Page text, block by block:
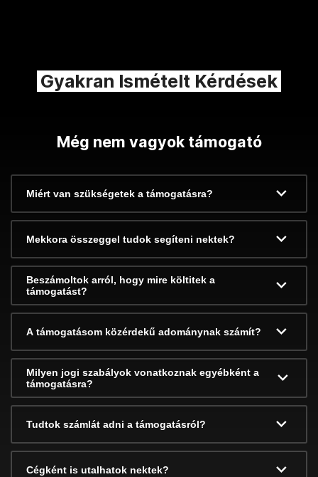
Gyakran Ismételt Kérdések
Még nem vagyok támogató
Miért van szükségetek a támogatásra?
Mekkora összeggel tudok segíteni nektek?
Beszámoltok arról, hogy mire költitek a
támogatást?
A támogatásom közérdekű adománynak számít?
Milyen jogi szabályok vonatkoznak egyébként a
támogatásra?
Tudtok számlát adni a támogatásról?
Cégként is utalhatok nektek?